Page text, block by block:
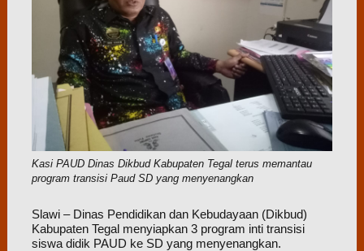
Kasi PAUD Dinas Dikbud Kabupaten Tegal terus memantau
program transisi Paud SD yang menyenangkan
Slawi – Dinas Pendidikan dan Kebudayaan (Dikbud)
Kabupaten Tegal menyiapkan 3 program inti transisi
siswa didik PAUD ke SD yang menyenangkan.